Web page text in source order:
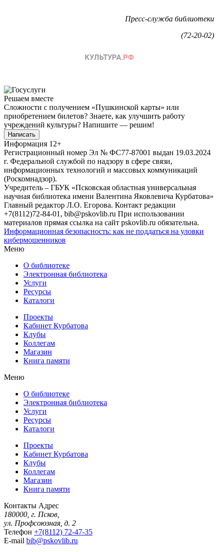
Пресс-служба библиотеки
(72-20-02)
Решаем вместе
Сложности с получением «Пушкинской карты» или
приобретением билетов? Знаете, как улучшить работу
учреждений культуры? Напишите — решим!
Написать
Информация 12+
Регистрационный номер Эл № ФС77-87001 выдан 19.03.2024
г. Федеральной службой по надзору в сфере связи,
информационных технологий и массовых коммуникаций
(Роскомнадзор).
Учредитель – ГБУК «Псковская областная универсальная
научная библиотека имени Валентина Яковлевича Курбатова»
Главный редактор Л.О. Егорова. Контакт редакции
+7(8112)72-84-01, bib@pskovlib.ru При использовании
материалов прямая ссылка на сайт pskovlib.ru обязательна.
Информационная безопасность: как не поддаться на уловки
кибермошенников
Меню
О библиотеке
Электронная библиотека
Услуги
Ресурсы
Каталоги
Проекты
Кабинет Курбатова
Клубы
Коллегам
Магазин
Книга памяти
Меню
О библиотеке
Электронная библиотека
Услуги
Ресурсы
Каталоги
Проекты
Кабинет Курбатова
Клубы
Коллегам
Магазин
Книга памяти
Контакты Адрес
180000, г. Псков,
ул. Профсоюзная, д. 2
Телефон +7(8112) 72-47-35
E-mail bib@pskovlib.ru